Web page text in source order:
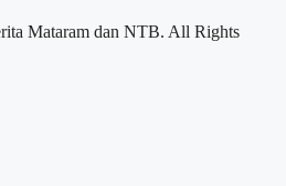
Mataram dan NTB. All Rights